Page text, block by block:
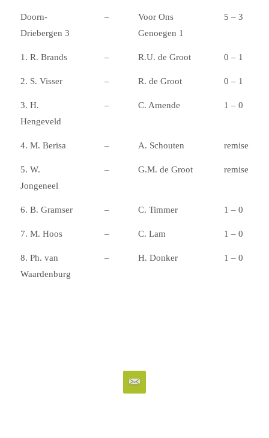
Doorn-
Driebergen 3
–
Voor Ons
Genoegen 1
5 – 3
1. R. Brands – R.U. de Groot 0 – 1
2. S. Visser – R. de Groot 0 – 1
3. H.
Hengeveld
– C. Amende 1 – 0
4. M. Berisa – A. Schouten remise
5. W.
Jongeneel
– G.M. de Groot remise
6. B. Gramser – C. Timmer 1 – 0
7. M. Hoos – C. Lam 1 – 0
8. Ph. van
Waardenburg
– H. Donker 1 – 0